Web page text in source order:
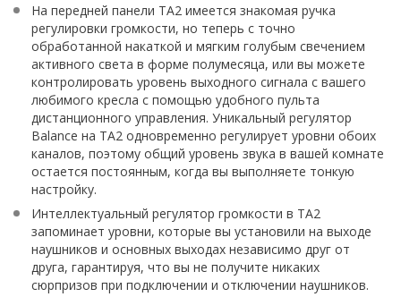
На передней панели TA2 имеется знакомая ручка
регулировки громкости, но теперь с точно
обработанной накаткой и мягким голубым свечением
активного света в форме полумесяца, или вы можете
контролировать уровень выходного сигнала с вашего
любимого кресла с помощью удобного пульта
дистанционного управления. Уникальный регулятор
Balance на TA2 одновременно регулирует уровни обоих
каналов, поэтому общий уровень звука в вашей комнате
остается постоянным, когда вы выполняете тонкую
настройку.
Интеллектуальный регулятор громкости в TA2
запоминает уровни, которые вы установили на выходе
наушников и основных выходах независимо друг от
друга, гарантируя, что вы не получите никаких
сюрпризов при подключении и отключении наушников.